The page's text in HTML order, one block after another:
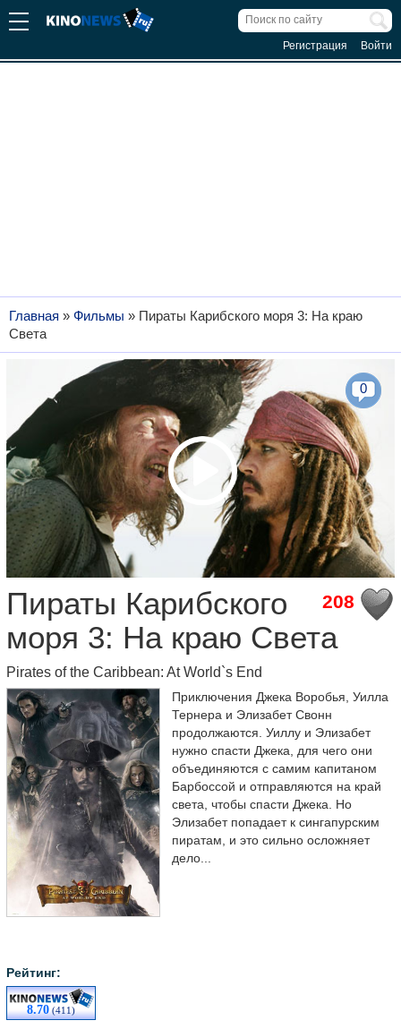
Регистрация Войти
Главная » Фильмы » Пираты Карибского моря 3: На краю
Света
0
208
Пираты Карибского
моря 3: На краю Света
Pirates of the Caribbean: At World`s End
Рейтинг:
8.70 (411)
Приключения Джека Воробья, Уилла
Тернера и Элизабет Свонн
продолжаются. Уиллу и Элизабет
нужно спасти Джека, для чего они
объединяются с самим капитаном
Барбоссой и отправляются на край
света, чтобы спасти Джека. Но
Элизабет попадает к сингапурским
пиратам, и это сильно осложняет
дело...